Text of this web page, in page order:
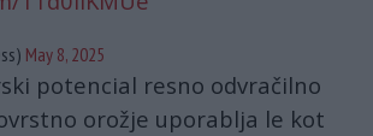
May 8, 2025
potencial resno odvračilno
orožje uporablja le kot